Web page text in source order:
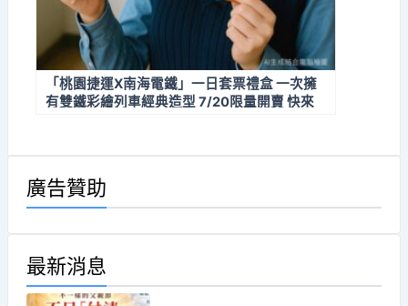
「桃園捷運X南海電鐵」一日套票禮盒 一次擁
有雙鐵彩繪列車經典造型 7/20限量開賣 快來
廣告贊助
最新消息